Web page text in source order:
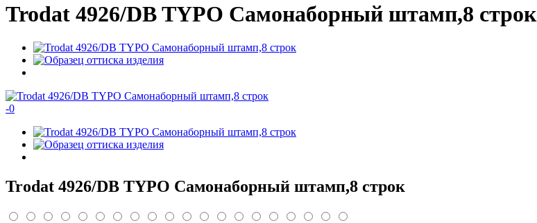
Trodat 4926/DB TYPO Самонаборный штамп,8 строк
-0
Trodat 4926/DB TYPO Самонаборный штамп,8 строк